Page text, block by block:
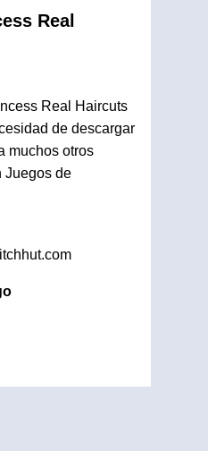
Real
Real Haircuts
de descargar
muchos otros
Juegos de